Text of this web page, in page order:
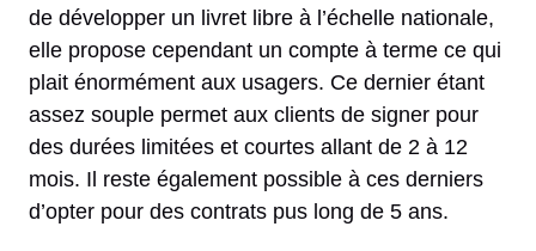
de développer un livret libre à l’échelle nationale,
elle propose cependant un compte à terme ce qui
plait énormément aux usagers. Ce dernier étant
assez souple permet aux clients de signer pour
des durées limitées et courtes allant de 2 à 12
mois. Il reste également possible à ces derniers
d’opter pour des contrats pus long de 5 ans.